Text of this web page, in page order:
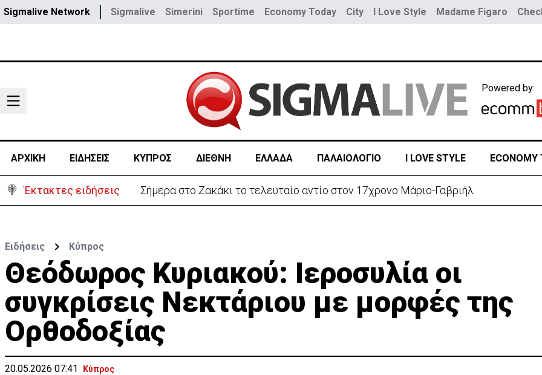
Sigmalive Network Sigmalive Simerini Sportime Economy Today City I Love Style Madame Figaro
Powered by:
ΑΡΧΙΚΗ ΕΙΔΗΣΕΙΣ ΚΥΠΡΟΣ ΔΙΕΘΝΗ ΕΛΛΑΔΑ ΠΑΛΑΙΟΛΟΓΙΟ I LOVE STYLE ECONOMY
Έκτακτες ειδήσεις Σήμερα στο Ζακάκι το τελευταίο αντίο στον 17χρονο Μάριο-Γαβριήλ
Ειδήσεις Κύπρος
Θεόδωρος Κυριακού: Ιεροσυλία οι
συγκρίσεις Νεκτάριου με μορφές της
Ορθοδοξίας
20.05.2026 07:41 Κύπρος